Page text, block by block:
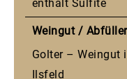
enthält Sulfite
Weingut /
Golter – Weingut
Ilsfeld